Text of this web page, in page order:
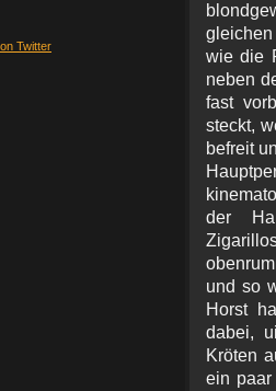
wie die
neben
fast
steckt,
befreit
der
und so
Horst
dabei,
Kröten
ein paar